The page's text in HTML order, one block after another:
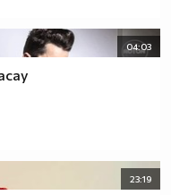
04:03
23:19